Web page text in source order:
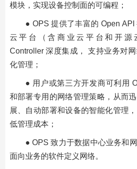
模块，实现设备控制面的可编程；
● OPS 提供了丰富的 Open
云平台（含商业云平台和开源
Controller 深度集成， 支持业务对
化管理；
● 用户或第三方开发商可利用
和部署专用的网络管理策略，从而
展、自动部署和设备的智能化管理
低管理成本；
● OPS 致力于数据中心业务和
面向业务的软件定义网络。